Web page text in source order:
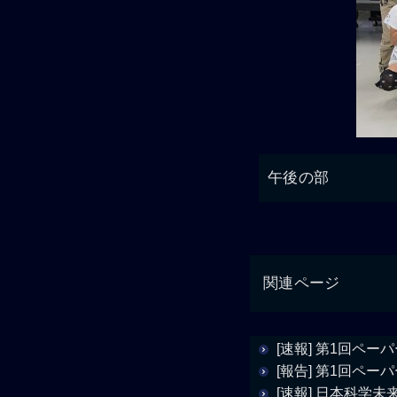
午後の部
関連ページ
[速報] 第1回ペー
[報告] 第1回ペー
[速報] 日本科学未